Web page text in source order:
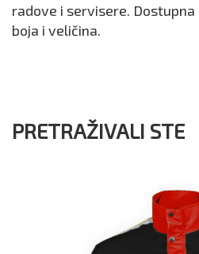
radove i servisere.
boja i veličina.
PRETRAŽIVALI STE